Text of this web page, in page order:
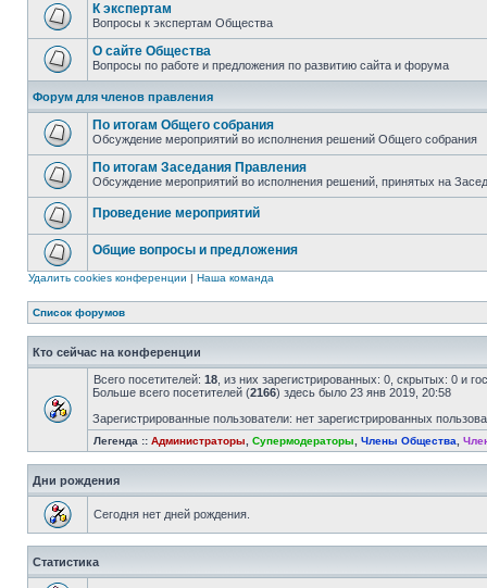
К экспертам
Вопросы к экспертам Общества
О сайте Общества
Вопросы по работе и предложения по развитию сайта и форума
Форум для членов правления
По итогам Общего собрания
Обсуждение мероприятий во исполнения решений Общего собрания
По итогам Заседания Правления
Обсуждение мероприятий во исполнения решений, принятых на
Проведение мероприятий
Общие вопросы и предложения
Удалить cookies конференции | Наша команда
Список форумов
Кто сейчас на конференции
Всего посетителей: 18 , из них зарегистрированных: 0, скрытых: 0 и
Больше всего посетителей (2166) здесь было 23 янв 2019, 20:58
Зарегистрированные пользователи: нет зарегистрированных
Легенда :: Администраторы Супермодераторы Члены Общества
Дни рождения
Сегодня нет дней рождения.
Статистика